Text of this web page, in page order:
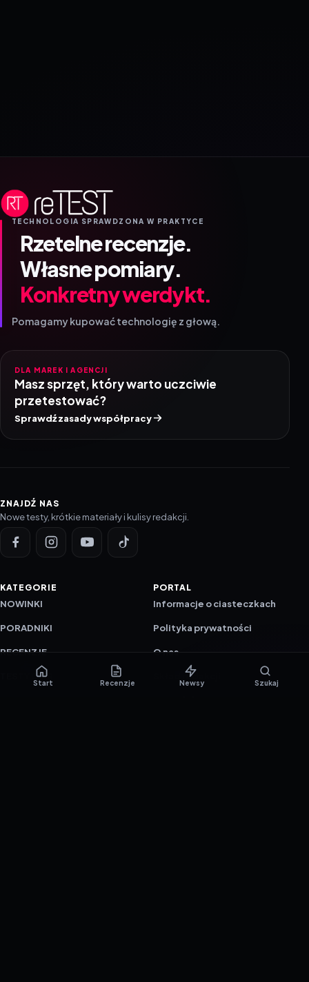
TECHNOLOGIA SPRAWDZONA W PRAKTYCE
Rzetelne recenzje.
Własne pomiary.
Konkretny werdykt.
Pomagamy kupować technologię z głową.
DLA MAREK I AGENCJI
Masz sprzęt, który warto uczciwie
przetestować?
Sprawdź zasady współpracy
ZNAJDŹ NAS
Nowe testy, krótkie materiały i kulisy redakcji.
KATEGORIE
NOWINKI
PORADNIKI
RECENZJE
TESTY GIER
PORTAL
Informacje o ciasteczkach
Polityka prywatności
O nas
Skład redakcji
Start Recenzje Newsy Szukaj